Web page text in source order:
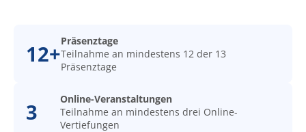
12+Präsenztage
Teilnahme an mindestens 12 der 13
Präsenztage
3
Online-Veranstaltungen
Teilnahme an mindestens drei Online-
Vertiefungen